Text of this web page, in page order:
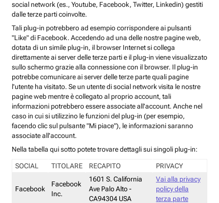
social network (es., Youtube, Facebook, Twitter, Linkedin) gestiti
dalle terze parti coinvolte.
Tali plug-in potrebbero ad esempio corrispondere ai pulsanti
"Like" di Facebook. Accedendo ad una delle nostre pagine web,
dotata di un simile plug-in, il browser Internet si collega
direttamente ai server delle terze parti e il plug-in viene visualizzato
sullo schermo grazie alla connessione con il browser. Il plug-in
potrebbe comunicare ai server delle terze parte quali pagine
l'utente ha visitato. Se un utente di social network visita le nostre
pagine web mentre è collegato al proprio account, tali
informazioni potrebbero essere associate all'account. Anche nel
caso in cui si utilizzino le funzioni del plug-in (per esempio,
facendo clic sul pulsante "Mi piace"), le informazioni saranno
associate all'account.
Nella tabella qui sotto potete trovare dettagli sui singoli plug-in:
SOCIAL TITOLARE RECAPITO PRIVACY
Facebook
Facebook
Inc.
1601 S. California
Ave Palo Alto -
CA94304 USA
Vai alla privacy
policy della
terza parte